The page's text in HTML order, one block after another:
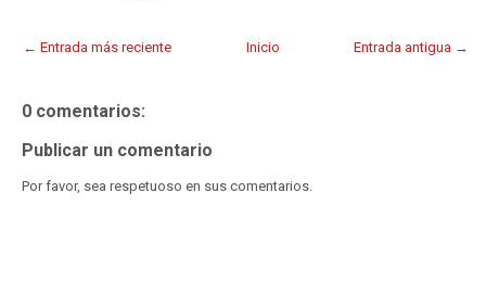
← Entrada más reciente Entrada antigua →
Inicio
0 comentarios:
Publicar un comentario
Por favor, sea respetuoso en sus comentarios.